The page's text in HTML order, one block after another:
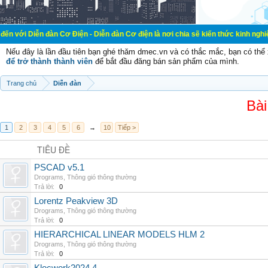
đàn Cơ Điện - Diễn đàn Cơ điện là nơi chia sẽ kiến thức kinh nghiệm
Nếu đây là lần đầu tiên bạn ghé thăm dmec.vn và có thắc mắc, bạn có
để trở thành thành viên để bắt đầu đăng bán sản phẩm của mình.
Trang chủ Diễn đàn
1 2 3 4 5 6 → 10 Tiếp >
TIÊU ĐỀ
PSCAD v5.1
Drograms Thông gió thông thường
Trả lời:
0
Lorentz Peakview 3D
Drograms Thông gió thông thường
Trả lời:
0
HIERARCHICAL LINEAR MODELS HLM 2
Drograms Thông gió thông thường
Trả lời:
0